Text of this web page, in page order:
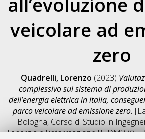
veicolare ad
zero
Quadrelli, Lorenzo (2023)
complessivo sul sistema di
dell’energia elettrica in italia,
parco veicolare ad emissione zero.
Bologna, Corso di Studio in
l'energia e l'informazione [L-DM270] -